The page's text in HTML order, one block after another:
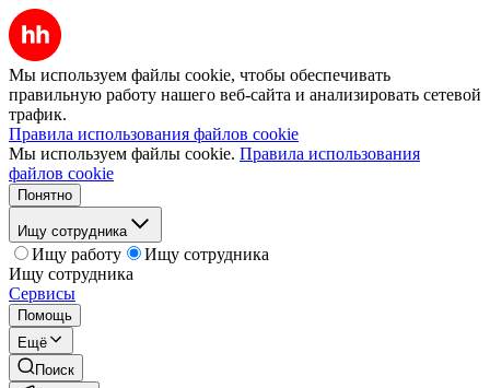
Мы используем файлы cookie, чтобы обеспечивать
правильную работу нашего веб-сайта и анализировать сетевой
трафик.
Правила использования файлов cookie
Мы используем файлы cookie. Правила использования
файлов cookie
Понятно
Ищу сотрудника
Ищу работу
Ищу сотрудника
Ищу сотрудника
Сервисы
Помощь
Ещё
Поиск